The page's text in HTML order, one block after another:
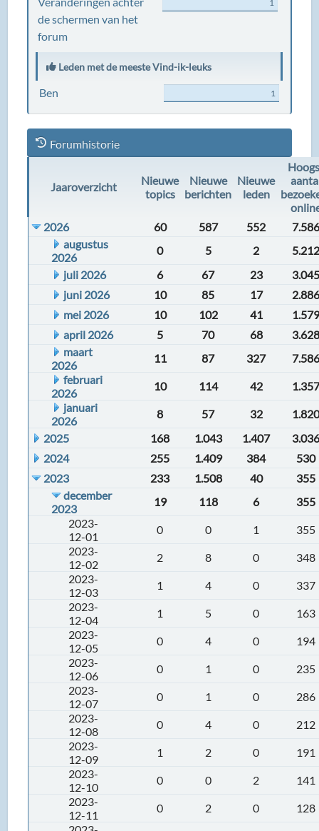
de schermen van het
forum
1
Leden met de meeste Vind-ik-leuks
Ben 1
Forumhistorie
Jaaroverzicht
Nieuwe
topics
Nieuwe
berichten
Nieuwe
leden
2026
60 587 552
7.586
augustus
2026
0 5 2
5.212
juli 2026
6 67 23
3.045
juni 2026
10 85 17
2.886
mei 2026
10 102 41
1.579
april 2026
5 70 68
3.628
maart
2026
11 87 327
7.586
februari
2026
10 114 42
1.357
januari
2026
8 57 32
1.820
2025
168 1.043 1.407
3.036
2024
255 1.409 384
530
2023
233 1.508 40
355
december
2023
19 118 6
355
2023-
12-01
0 0 1
355
2023-
12-02
2 8 0
348
2023-
12-03
1 4 0
337
2023-
12-04
1 5 0
163
2023-
12-05
0 4 0
194
2023-
12-06
0 1 0
235
2023-
12-07
0 1 0
286
2023-
12-08
0 4 0
212
2023-
12-09
1 2 0
191
2023-
12-10
0 0 2
141
2023-
12-11
0 2 0
128